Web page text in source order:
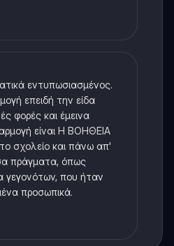
εντυπωσιασμένος.
επειδή την είδα
φορές και έμεινα
είναι Η ΒΟΗΘΕΙΑ
σχολείο και πάνω απ'
πράγματα, όπως
γεγονότων, που ήταν
προσωπικά.